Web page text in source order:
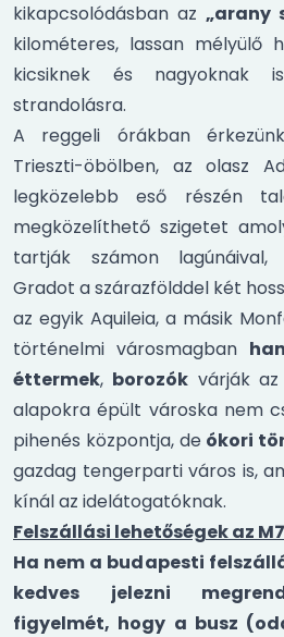
kikapcsolódásban az „arany
kilométeres, lassan mélyülő
kicsiknek és nagyoknak
strandolásra.
A reggeli órákban
Trieszti-öbölben, az olasz
legközelebb eső részén
megközelíthető szigetet
tartják számon lagúnáival,
Gradot a szárazfölddel két
az egyik Aquileia, a másik
történelmi városmagban
éttermek, borozók várják
alapokra épült városka nem
pihenés központja, de ókori
gazdag tengerparti város is,
kínál az idelátogatóknak.
Felszállási lehetőségek az
Ha nem a budapesti
kedves jelezni
figyelmét, hogy a busz